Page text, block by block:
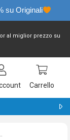
su Originali
al miglior prezzo su
Carrello